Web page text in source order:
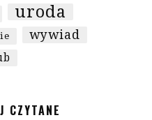
uroda
wywiad
CZYTANE